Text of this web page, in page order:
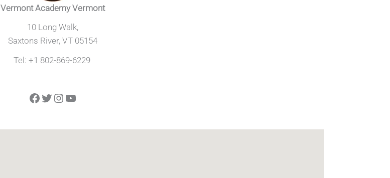
Vermont Academy Vermont
10 Long Walk,
Saxtons River, VT 05154
Tel: +1 802-869-6229
Facebook
Twitter
Instagram
YouTube